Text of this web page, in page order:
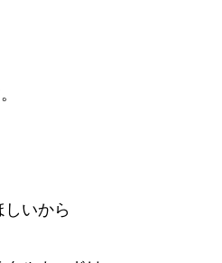
しいから